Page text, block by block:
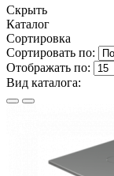
Скрыть
Каталог
Сортировка
Сортировать по:
Отображать по:
Вид каталога: